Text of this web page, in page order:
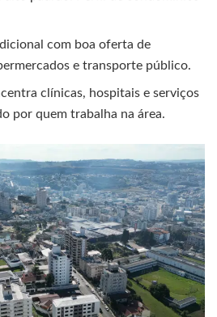
com boa oferta de
e transporte público.
clínicas, hospitais e serviços
por quem trabalha na área.